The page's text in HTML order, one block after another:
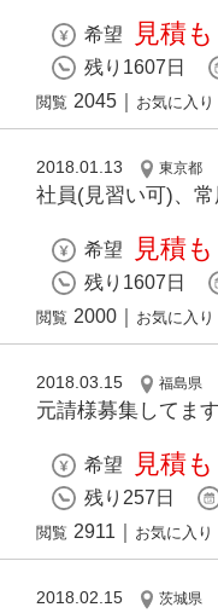
希望 見積
残り1607日
閲覧 2045 お気に入り
2018.01.13 東京都
社員(見習い可)、
希望 見積
残り1607日
閲覧 2000 お気に入り
2018.03.15 福島県
元請様募集してます
希望 見積
残り257日
閲覧 2911 お気に入り
2018.02.15 茨城県